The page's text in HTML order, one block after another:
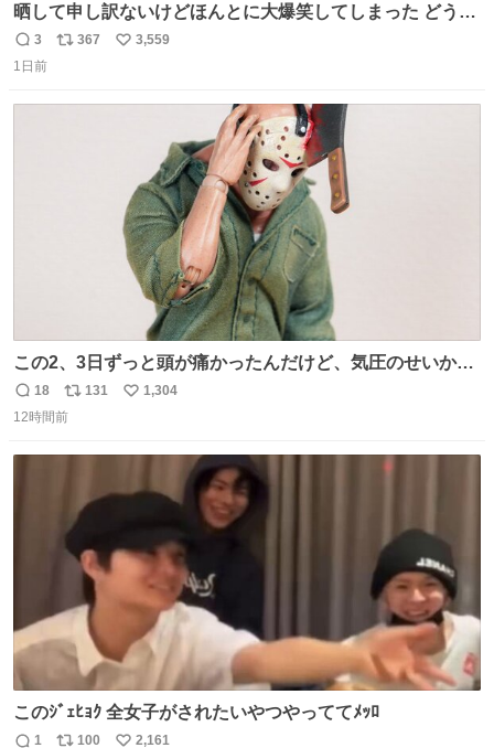
晒して申し訳ないけどほんとに大爆笑してしまった どうや
って撮るのこれwwwwwwwwwwww
返
信
3
リ
367
い
3,559
1日前
この2、3日ずっと頭が痛かったんだけど、気圧のせいかし
ら…
返
信
18
リ
ポ
131
い
1,304
12時間前
このｼﾞｪﾋｮｸ 全女子がされたいやつやっててﾒｯﾛ
1 100 2,161